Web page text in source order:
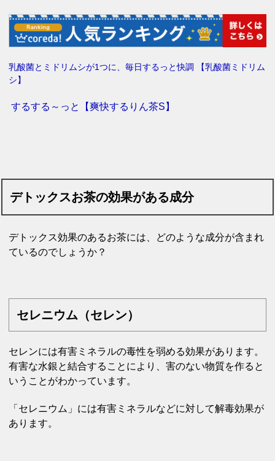
乳酸菌とミドリムシが1つに、毎日するっと快調 【乳酸菌ミドリム
シ】
するする～っと【爽快するりん茶S】
デトックスお茶の効果がある成分
デトックス効果のあるお茶には、どのような成分が含まれ
ているのでしょうか？
セレニウム（セレン）
セレンには有害ミネラルの毒性を弱める効果があります。
有害な水銀と結合することにより、害のない物質を作ると
いうことがわかっています。
「セレニウム」には有害ミネラルなどに対して解毒効果が
あります。